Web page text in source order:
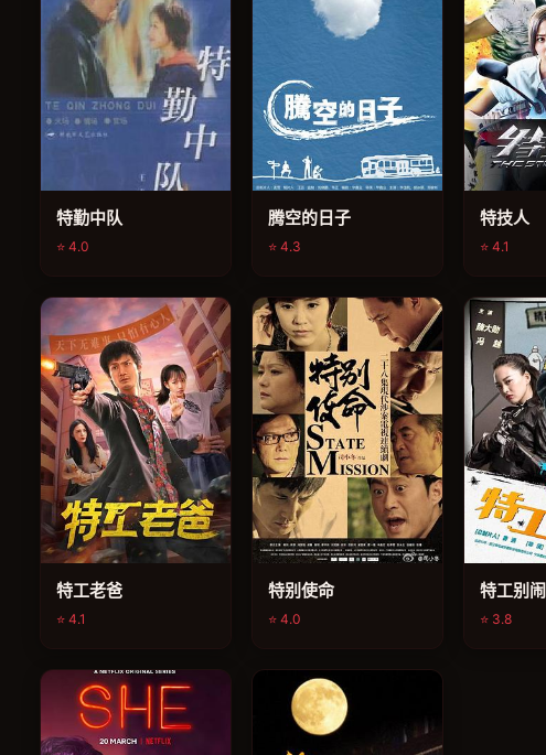
特勤中队
⭐ 4.0
腾空的日子
⭐ 4.3
特技人
⭐ 4.1
电视剧
特工老爸
⭐ 4.1
电视剧
特别使命
⭐ 4.0
电视剧
特工别闹
⭐ 3.8
电视剧 电视剧